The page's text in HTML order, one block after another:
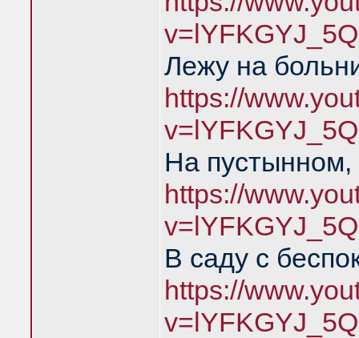
Лежу на
https://
На пустынном,
https://
В саду с
https://